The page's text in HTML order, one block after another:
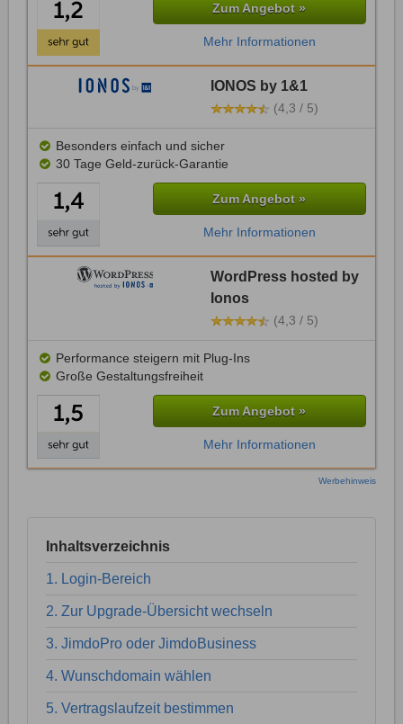
Zum Angebot »
Mehr Informationen
IONOS by 1&1
(4,3 / 5)
Besonders einfach und sicher
30 Tage Geld-zurück-Garantie
Zum Angebot »
Mehr Informationen
WordPress hosted by
Ionos
(4,3 / 5)
Performance steigern mit Plug-Ins
Große Gestaltungsfreiheit
Zum Angebot »
Mehr Informationen
Werbehinweis
Inhaltsverzeichnis
1. Login-Bereich
2. Zur Upgrade-Übersicht wechseln
3. JimdoPro oder JimdoBusiness
4. Wunschdomain wählen
5. Vertragslaufzeit bestimmen